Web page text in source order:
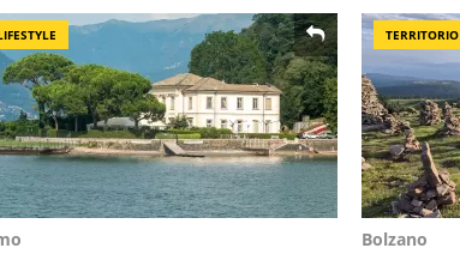
TERRITORIO
Bolzano